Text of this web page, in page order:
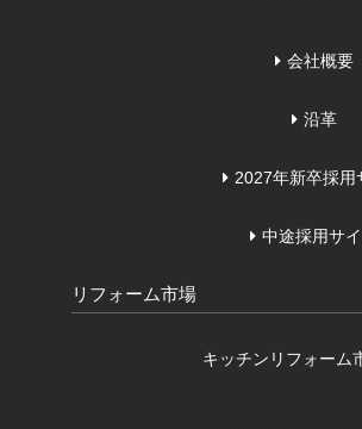
会社概要
沿革
2027年新卒採用
中途採用サイ
リフォーム市場
キッチンリフォーム